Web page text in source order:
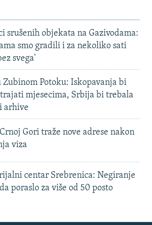
srušenih objekata na Gazivodama:
smo gradili i za nekoliko sati
svega'
Potoku: Iskopavanja bi
mjesecima, Srbija bi trebala
arhive
Gori traže nove adrese nakon
viza
centar Srebrenica: Negiranje
poraslo za više od 50 posto